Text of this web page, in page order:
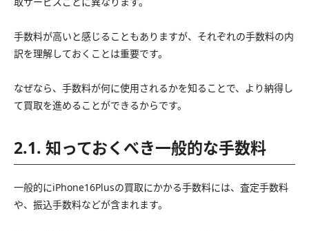
手数料が高いと感じることもありますが、それぞれの手数料の内
訳を理解しておくことは重要です。
なぜなら、手数料が何に使用されるかを知ることで、より納得し
て買取を進めることができるからです。
2.1. 知っておくべき一般的な手数料
一般的にiPhone16Plusの買取にかかる手数料には、査定手数料
や、振込手数料などが含まれます。